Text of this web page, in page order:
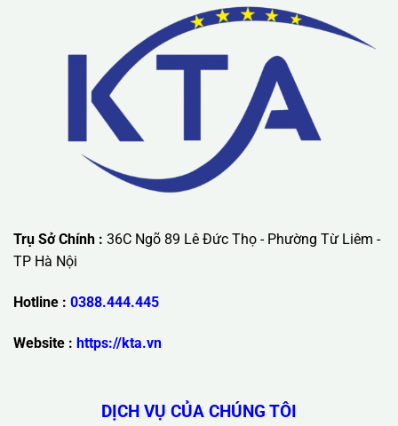
Lưu ý: Liên hệ chúng tôi được áp dụng chương trình khuyến
mãi ưu đãi có giá trị lớn nhất.